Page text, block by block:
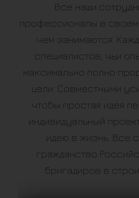
Все наши
профессионалы в своем
чем занимаются.
специалистов, чьи
максимально полно
цели. Совместными
чтобы простая идея
индивидуальный
идею в жизнь. Все
гражданство
бригадиров в